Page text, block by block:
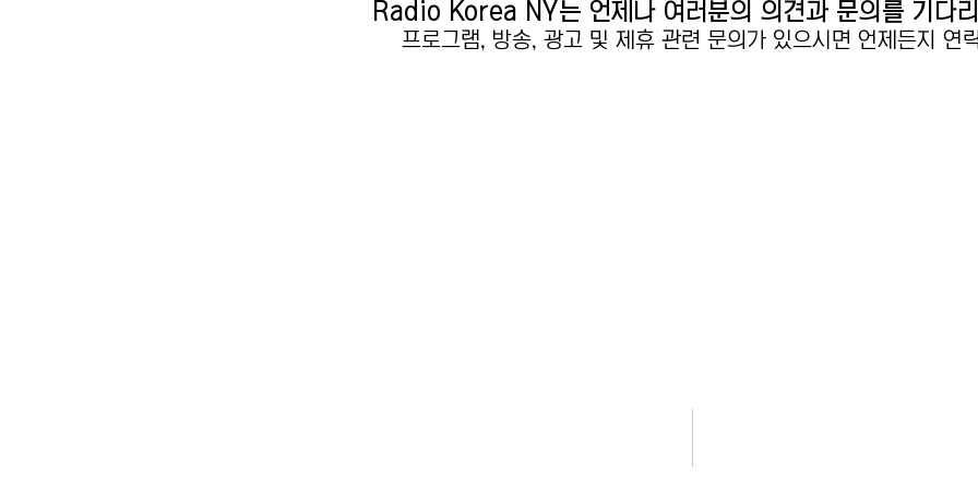
Radio Korea NY는 언제나 여러분의 의견과 문의를 기다
프로그램, 방송, 광고 및 제휴 관련 문의가 있으시면 언제든지 연